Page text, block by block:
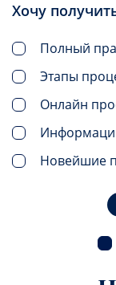
Хочу
Полный
Этапы
Онлайн
Новейшие